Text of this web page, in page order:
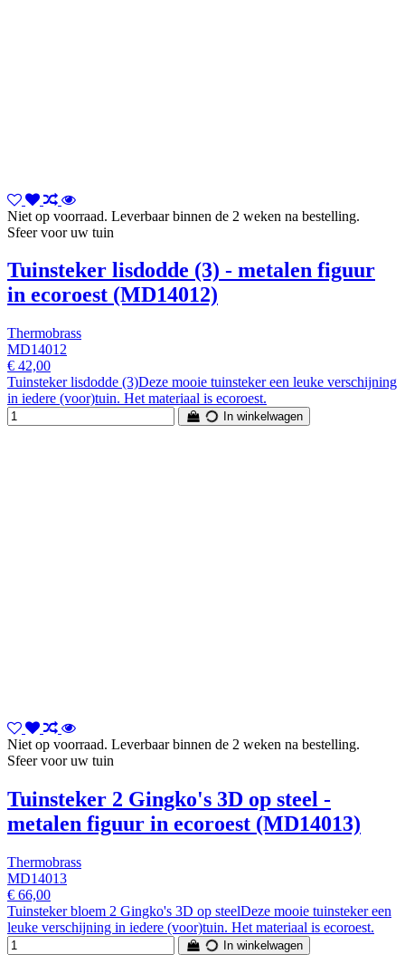
Niet op voorraad. Leverbaar binnen de 2 weken na bestelling.
Sfeer voor uw tuin
Tuinsteker lisdodde (3) - metalen figuur
in ecoroest (MD14012)
Thermobrass
MD14012
€ 42,00
Tuinsteker lisdodde (3)Deze mooie tuinsteker een leuke verschijning
in iedere (voor)tuin. Het materiaal is ecoroest.
In winkelwagen
Niet op voorraad. Leverbaar binnen de 2 weken na bestelling.
Sfeer voor uw tuin
Tuinsteker 2 Gingko's 3D op steel -
metalen figuur in ecoroest (MD14013)
Thermobrass
MD14013
€ 66,00
Tuinsteker bloem 2 Gingko's 3D op steelDeze mooie tuinsteker een
leuke verschijning in iedere (voor)tuin. Het materiaal is ecoroest.
In winkelwagen